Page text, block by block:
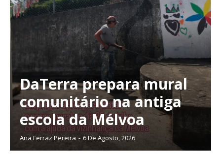
Planos de Assinatura
Faça-se assinante do Região de Cister e ajude-nos a manter este serviço
público!
Sendo assinante terá acesso a todos os conteúdos exclusivos e versões
digitais.
Escolha o plano de assinatura desejado:
ASSINATURA
IMPRESSA
DaTerra prepara mural
comunitário na antiga
escola da Mélvoa
Ana Ferraz Pereira - 6 De Agosto, 2026